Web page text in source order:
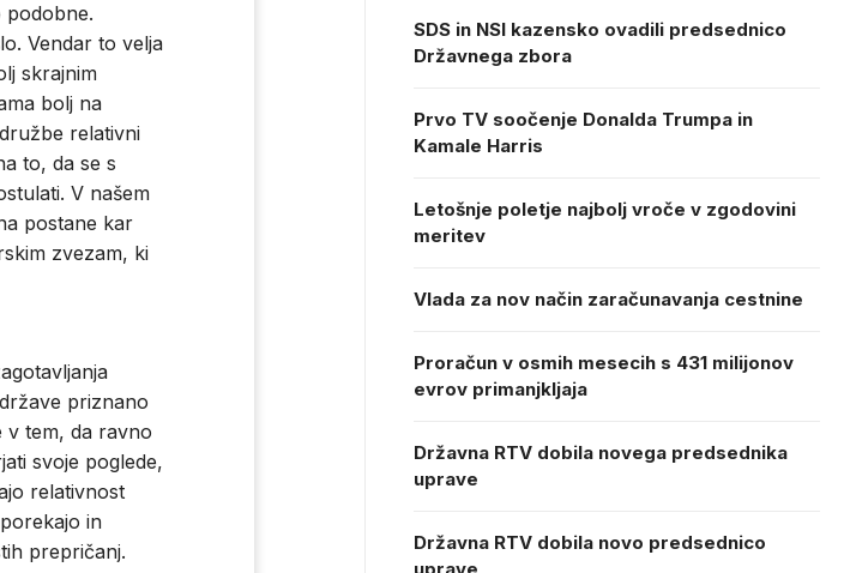
podobne.
Vendar to velja
skrajnim
bolj na
relativni
to, da se s
V našem
postane kar
zvezam, ki
priznano
v tem, da ravno
svoje poglede,
relativnost
in
prepričanj.
SDS in NSI kazensko ovadili predsednico
Državnega zbora
Prvo TV soočenje Donalda Trumpa in
Kamale Harris
Letošnje poletje najbolj vroče v zgodovini
meritev
Vlada za nov način zaračunavanja cestnine
Proračun v osmih mesecih s 431 milijonov
evrov primanjkljaja
Državna RTV dobila novega predsednika
uprave
Državna RTV dobila novo predsednico